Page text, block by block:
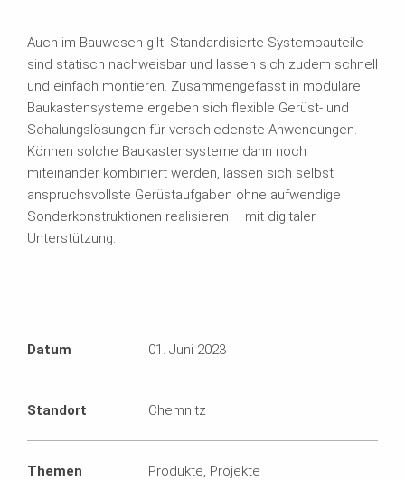
Auch im Bauwesen gilt: Standardisierte Systembauteile
sind statisch nachweisbar und lassen sich zudem schnell
und einfach montieren. Zusammengefasst in modulare
Baukastensysteme ergeben sich flexible Gerüst- und
Schalungslösungen für verschiedenste Anwendungen.
Können solche Baukastensysteme dann noch
miteinander kombiniert werden, lassen sich selbst
anspruchsvollste Gerüstaufgaben ohne aufwendige
Sonderkonstruktionen realisieren – mit digitaler
Unterstützung.
Datum 01. Juni 2023
Standort Chemnitz
Themen Produkte, Projekte